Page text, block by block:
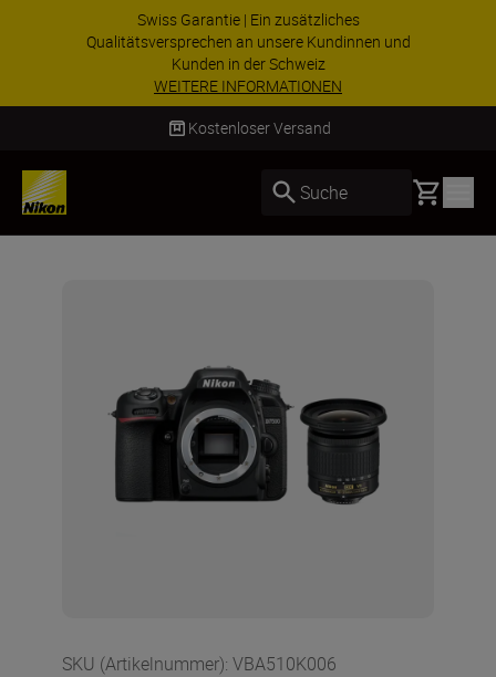
Swiss Garantie | Ein zusätzliches
Qualitätsversprechen an unsere Kundinnen und
Kunden in der Schweiz
WEITERE INFORMATIONEN
Kostenloser Versand
Suche Basket
SKU (Artikelnummer): VBA510K006